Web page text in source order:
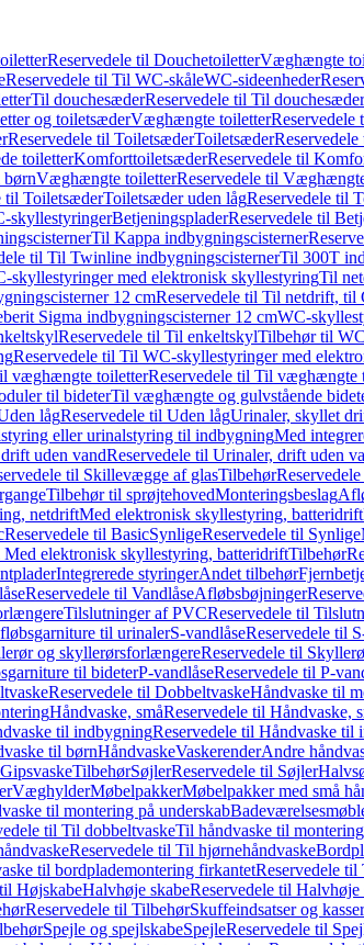
Reservedele til DouchetoiletterVæghængte
Reservedele til Til WC-skåleWC-sideenheder
Til douchesæderReservedele til Til douchesæder
og toiletsæderVæghængte toiletter
Reservedele til ToiletsæderToiletsæder
toiletterKomforttoiletsæderReservedele til
børnVæghængte toiletterReservedele til
til ToiletsæderToiletsæder uden lågReservedele til
skyllestyringerBetjeningspladerReservedele til
Til Kappa indbygningscisterner
til Til Twinline indbygningscisternerTil 300T
skyllestyringer med elektronisk skyllestyringTil
12 cmReservedele til Til netdrift, til
Sigma indbygningscisterner 12 cmWC-
Reservedele til Til enkeltskylTilbehør til
Reservedele til Til WC-skyllestyringer med
væghængte toiletterReservedele til Til væghængte
til bideterTil væghængte og gulvstående
lågReservedele til Uden lågUrinaler, skyllet
eller urinalstyring til indbygningMed
uden vandReservedele til Urinaler, drift uden
til Skillevægge af glasTilbehør
Tilbehør til sprøjtehovedMonteringsbeslag
netdriftMed elektronisk skyllestyring, batteridrift
Reservedele til BasicSynligeReservedele til Synlige
Med elektronisk skyllestyring, batteridriftTilbehør
Integrerede styringerAndet tilbehør
Reservedele til VandlåseAfløbsbøjninger
Tilslutninger af PVCReservedele til
til urinalerS-vandlåseReservedele til
og skyllerørsforlængereReservedele til
til bideterP-vandlåseReservedele til P-
Reservedele til DobbeltvaskeHåndvaske til
Håndvaske, småReservedele til Håndvaske,
til indbygningReservedele til Håndvaske til
til børnHåndvaskeVaskerenderAndre
GipsvaskeTilbehørSøjlerReservedele til Søjler
VæghylderMøbelpakkerMøbelpakker med små
til montering på underskab
til Til dobbeltvaskeTil håndvaske til
Reservedele til Til hjørnehåndvaske
til bordplademontering firkantetReservedele
HøjskabeHalvhøje skabeReservedele til Halvhøje
Reservedele til TilbehørSkuffeindsatser og
Spejle og spejlskabeSpejleReservedele til